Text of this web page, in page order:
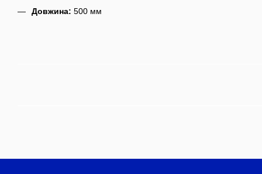
Довжина: 500 мм